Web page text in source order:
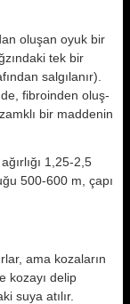
oluşan oyuk bir
tek bir
salgı­lanır).
fibroinden oluş­
bir maddenin
1,25-2,5
500-600 m, çapı
ama kozaların
kozayı delip
suya atı­lır.